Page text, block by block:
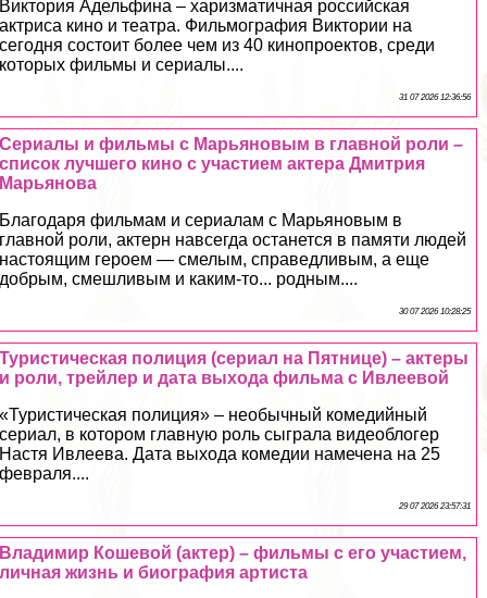
Виктория Адельфина – харизматичная российская
актриса кино и театра. Фильмография Виктории на
сегодня состоит более чем из 40 кинопроектов, среди
которых фильмы и сериалы....
31 07 2026 12:36:56
Сериалы и фильмы с Марьяновым в главной роли –
список лучшего кино с участием актера Дмитрия
Марьянова
Благодаря фильмам и сериалам с Марьяновым в
главной роли, актерн навсегда останется в памяти людей
настоящим героем — смелым, справедливым, а еще
добрым, смешливым и каким-то... родным....
30 07 2026 10:28:25
Туристическая полиция (сериал на Пятнице) – актеры
и роли, трейлер и дата выхода фильма с Ивлеевой
«Туристическая полиция» – необычный комедийный
сериал, в котором главную роль сыграла видеоблогер
Настя Ивлеева. Дата выхода комедии намечена на 25
февраля....
29 07 2026 23:57:31
Владимир Кошевой (актер) – фильмы с его участием,
личная жизнь и биография артиста